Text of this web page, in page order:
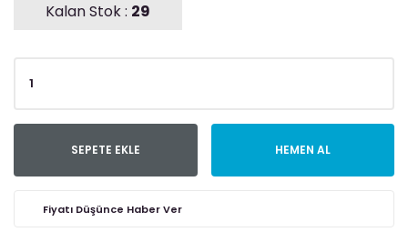
Kalan Stok : 29
SEPETE EKLE HEMEN AL
Fiyatı Düşünce Haber Ver